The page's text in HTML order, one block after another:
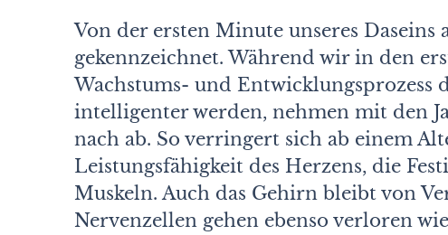
Von der ersten Minute unseres
gekennzeichnet. Während wir in den
Wachstums- und Entwicklungsprozess
intelligenter werden, nehmen mit den
nach ab. So verringert sich ab einem
Leistungsfähigkeit des Herzens, die
Muskeln. Auch das Gehirn bleibt von
Nervenzellen gehen ebenso verloren